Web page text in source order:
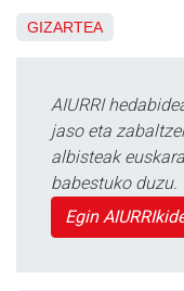
GIZARTEA
AIURRI
jaso eta
albisteak
babestuko duzu.
Egin